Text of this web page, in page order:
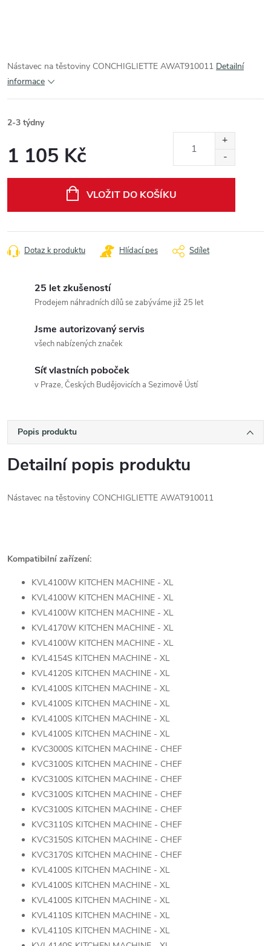
Nástavec na těstoviny CONCHIGLIETTE AWAT910011 Detailní
informace
2-3 týdny
1 105 Kč
VLOŽIT DO KOŠÍKU
Dotaz k produktu Hlídací pes Sdílet
25 let zkušeností
Prodejem náhradních dílů se zabýváme již 25 let
Jsme autorizovaný servis
všech nabízených značek
Síť vlastních poboček
v Praze, Českých Budějovicích a Sezimově Ústí
Popis produktu
Detailní popis produktu
Nástavec na těstoviny CONCHIGLIETTE AWAT910011
Kompatibilní zařízení:
KVL4100W KITCHEN MACHINE - XL
KVL4100W KITCHEN MACHINE - XL
KVL4100W KITCHEN MACHINE - XL
KVL4170W KITCHEN MACHINE - XL
KVL4100W KITCHEN MACHINE - XL
KVL4154S KITCHEN MACHINE - XL
KVL4120S KITCHEN MACHINE - XL
KVL4100S KITCHEN MACHINE - XL
KVL4100S KITCHEN MACHINE - XL
KVL4100S KITCHEN MACHINE - XL
KVL4100S KITCHEN MACHINE - XL
KVC3000S KITCHEN MACHINE - CHEF
KVC3100S KITCHEN MACHINE - CHEF
KVC3100S KITCHEN MACHINE - CHEF
KVC3100S KITCHEN MACHINE - CHEF
KVC3100S KITCHEN MACHINE - CHEF
KVC3110S KITCHEN MACHINE - CHEF
KVC3150S KITCHEN MACHINE - CHEF
KVC3170S KITCHEN MACHINE - CHEF
KVL4100S KITCHEN MACHINE - XL
KVL4100S KITCHEN MACHINE - XL
KVL4100S KITCHEN MACHINE - XL
KVL4110S KITCHEN MACHINE - XL
KVL4110S KITCHEN MACHINE - XL